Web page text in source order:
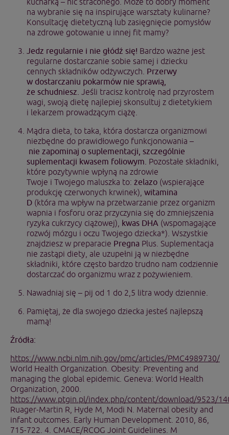
na wybranie się na inspirujące warsztaty kulinarne?
Konsultację dietetyczną lub zasięgnięcie pomysłów
na zdrowe gotowanie u innej fit mamy?
Jedz regularnie i nie głódź się! Bardzo ważne jest
regularne dostarczanie sobie samej i dziecku
cennych składników odżywczych. Przerwy
w dostarczaniu pokarmów nie sprawią,
że schudniesz.
Jeśli tracisz kontrolę nad przyrostem
wagi, swoją dietę najlepiej skonsultuj z dietetykiem
i lekarzem prowadzącym ciążę.
Mądra dieta, to taka, która dostarcza organizmowi
niezbędne do prawidłowego funkcjonowania –
nie zapominaj o suplementacji, szczególnie
suplementacji kwasem foliowym. Pozostałe składniki,
które pozytywnie wpłyną na zdrowie
Twoje i Twojego maluszka to: żelazo (wspierające
produkcję czerwonych krwinek), witamina
D (która ma wpływ na przetwarzanie przez organizm
wapnia i fosforu oraz przyczynia się do zmniejszenia
ryzyka cukrzycy ciążowej), kwas DHA (wspomagające
rozwój mózgu i oczu Twojego dziecka*). Wszystkie
znajdziesz w preparacie Pregna Plus. Suplementacja
nie zastąpi diety, ale uzupełni ją w niezbędne
składniki, które często bardzo trudno nam codziennie
dostarczać do organizmu wraz z pożywieniem.
Nawadniaj się – pij od 1 do 2,5 litra wody dziennie.
Pamiętaj, że dla swojego dziecka jesteś najlepszą
mamą!
Źródła:
https://www.ncbi.nlm.nih.gov/pmc/articles/PMC4989730/
World Health Organization. Obesity: Preventing and
managing the global epidemic. Geneva: World Health
Organization, 2000.
https://www.ptgin.pl/index.php/content/download/9523/
Ruager-Martin R, Hyde M, Modi N. Maternal obesity and
infant outcomes. Early Human Development. 2010, 86,
715-722. 4. CMACE/RCOG Joint Guidelines. M